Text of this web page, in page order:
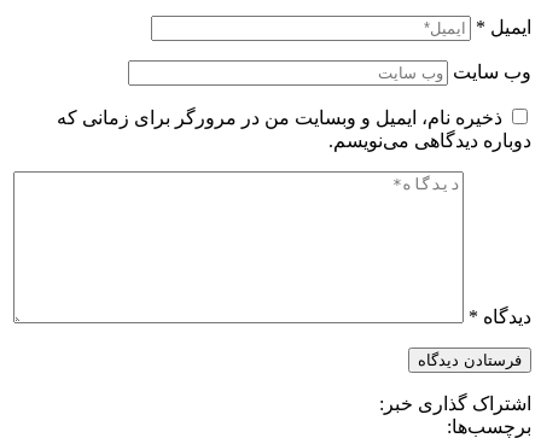
ایمیل *
وب‌ سایت
ذخیره نام، ایمیل و وبسایت من در مرورگر برای زمانی که
دوباره دیدگاهی می‌نویسم.
دیدگاه *
اشتراک گذاری خبر:
برچسب‌ها: